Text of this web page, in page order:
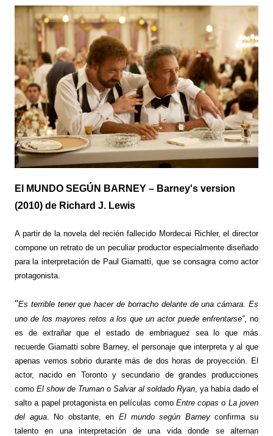
El MUNDO SEGÚN BARNEY – Barney's version
(2010) de Richard J. Lewis
A partir de la novela del recién fallecido Mordecai Richler, el director
compone un retrato de un peculiar productor especialmente diseñado
para la interpretación de Paul Giamatti, que se consagra como actor
protagonista.
“Es terrible tener que hacer de borracho delante de una cámara. Es
uno de los mayores retos a los que un actor puede enfrentarse”, no
es de extrañar que el estado de embriaguez sea lo que más
recuerde Giamatti sobre Barney, el personaje que interpreta y al que
apenas vemos sobrio durante más de dos horas de proyección. El
actor, nacido en Toronto y secundario de grandes producciones
como El show de Truman oSalvar al soldado Ryan ya había dado el
salto a papel protagonista en películas como Entre copas o La joven
del agua. No obstante, en El mundo según Barneyconfirma su
talento en una interpretación de una vida donde se alternan